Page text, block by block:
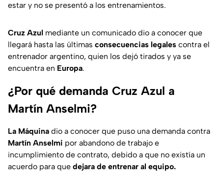
estar y no se presentó a los entrenamientos.
Cruz Azul mediante un comunicado dio a conocer que
llegará hasta las últimas consecuencias legales contra el
entrenador argentino, quien los dejó tirados y ya se
encuentra en Europa.
¿Por qué demanda Cruz Azul a
Martín Anselmi?
La Máquina dio a conocer que puso una demanda contra
Martín Anselmi por abandono de trabajo e
incumplimiento de contrato, debido a que no existía un
acuerdo para que dejara de entrenar al equipo.